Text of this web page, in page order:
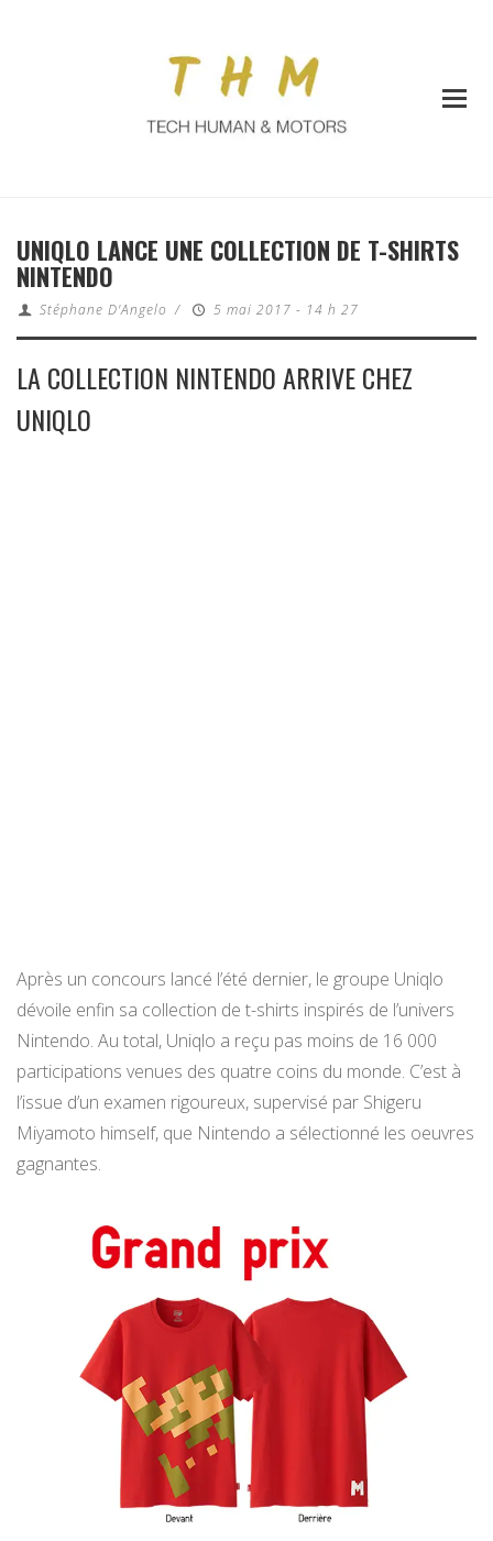
UNIQLO LANCE UNE COLLECTION DE T-SHIRTS
NINTENDO
Stéphane D'Angelo / 5 mai 2017 - 14 h 27
LA COLLECTION NINTENDO ARRIVE CHEZ
UNIQLO
Après un concours lancé l’été dernier, le groupe Uniqlo
dévoile enfin sa collection de t-shirts inspirés de l’univers
Nintendo. Au total, Uniqlo a reçu pas moins de 16 000
participations venues des quatre coins du monde. C’est à
l’issue d’un examen rigoureux, supervisé par Shigeru
Miyamoto himself, que Nintendo a sélectionné les oeuvres
gagnantes.